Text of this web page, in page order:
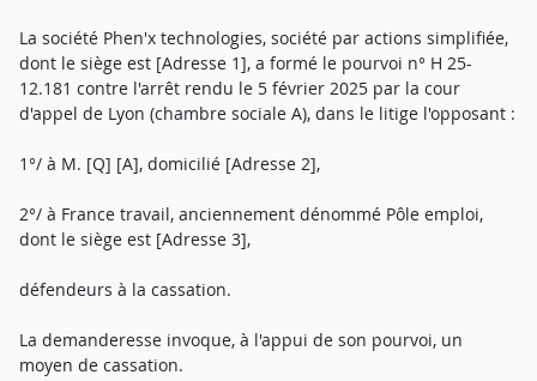
La société Phen'x technologies, société par actions simplifiée,
dont le siège est [Adresse 1], a formé le pourvoi n° H 25-
12.181 contre l'arrêt rendu le 5 février 2025 par la cour
d'appel de Lyon (chambre sociale A), dans le litige l'opposant :
1°/ à M. [Q] [A], domicilié [Adresse 2],
2°/ à France travail, anciennement dénommé Pôle emploi,
dont le siège est [Adresse 3],
défendeurs à la cassation.
La demanderesse invoque, à l'appui de son pourvoi, un
moyen de cassation.